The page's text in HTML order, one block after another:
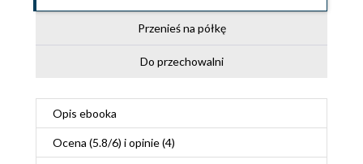
Przenieś na półkę
Do przechowalni
Opis ebooka
Ocena (5.8/6) i opinie (4)